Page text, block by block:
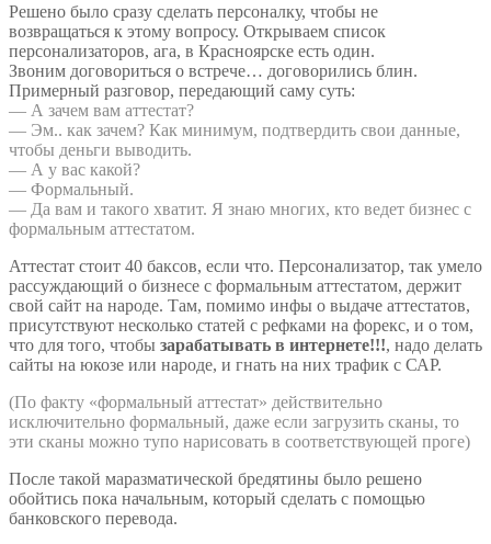
Решено было сразу сделать персоналку, чтобы не
возвращаться к этому вопросу. Открываем список
персонализаторов, ага, в Красноярске есть один.
Звоним договориться о встрече… договорились блин.
Примерный разговор, передающий саму суть:
— А зачем вам аттестат?
— Эм.. как зачем? Как минимум, подтвердить свои данные,
чтобы деньги выводить.
— А у вас какой?
— Формальный.
— Да вам и такого хватит. Я знаю многих, кто ведет бизнес с
формальным аттестатом.
Аттестат стоит 40 баксов, если что. Персонализатор, так умело
рассуждающий о бизнесе с формальным аттестатом, держит
свой сайт на народе. Там, помимо инфы о выдаче аттестатов,
присутствуют несколько статей с рефками на форекс, и о том,
что для того, чтобы зарабатывать в интернете!!!, надо делать
сайты на юкозе или народе, и гнать на них трафик с САР.
(По факту «формальный аттестат» действительно
исключительно формальный, даже если загрузить сканы, то
эти сканы можно тупо нарисовать в соответствующей проге)
После такой маразматической бредятины было решено
обойтись пока начальным, который сделать с помощью
банковского перевода.